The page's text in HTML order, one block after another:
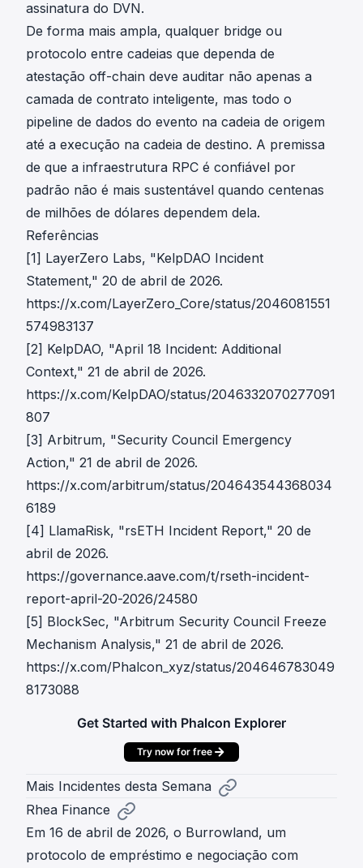
assinatura do DVN.
De forma mais ampla, qualquer bridge ou
protocolo entre cadeias que dependa de
atestação off-chain deve auditar não apenas a
camada de contrato inteligente, mas todo o
pipeline de dados do evento na cadeia de origem
até a execução na cadeia de destino. A premissa
de que a infraestrutura RPC é confiável por
padrão não é mais sustentável quando centenas
de milhões de dólares dependem dela.
Referências
[1] LayerZero Labs, "KelpDAO Incident
Statement," 20 de abril de 2026.
https://x.com/LayerZero_Core/status/2046081551
574983137
[2] KelpDAO, "April 18 Incident: Additional
Context," 21 de abril de 2026.
https://x.com/KelpDAO/status/2046332070277091
807
[3] Arbitrum, "Security Council Emergency
Action," 21 de abril de 2026.
https://x.com/arbitrum/status/204643544368034
6189
[4] LlamaRisk, "rsETH Incident Report," 20 de
abril de 2026.
https://governance.aave.com/t/rseth-incident-
report-april-20-2026/24580
[5] BlockSec, "Arbitrum Security Council Freeze
Mechanism Analysis," 21 de abril de 2026.
https://x.com/Phalcon_xyz/status/204646783049
8173088
Get Started with Phalcon Explorer
Try now for free
Mais Incidentes desta Semana
Rhea Finance
Em 16 de abril de 2026, o Burrowland, um
protocolo de empréstimo e negociação com